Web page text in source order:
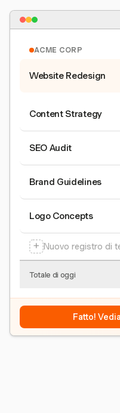
ACME CORP
Website Redesign
Content Strategy
SEO Audit
Brand Guidelines
Logo Concepts
+ Nuovo registro di
Totale di oggi
Fatto!